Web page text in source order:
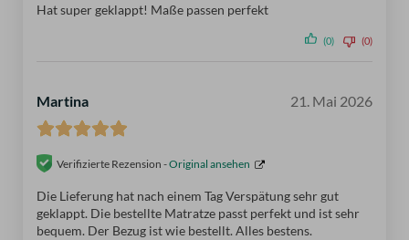
Hat super geklappt! Maße passen perfekt
(0) (0)
Martina 21. Mai 2026
Verifizierte Rezension -Original ansehen
Die Lieferung hat nach einem Tag Verspätung sehr gut
geklappt. Die bestellte Matratze passt perfekt und ist sehr
bequem. Der Bezug ist wie bestellt. Alles bestens.